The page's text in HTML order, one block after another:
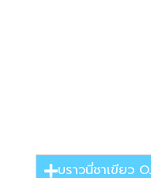
บราวนี่ชาเขียว